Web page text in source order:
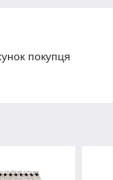
покупця